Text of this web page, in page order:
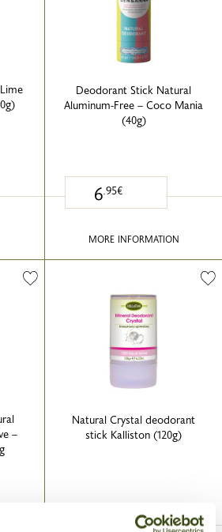
Deodorant Stick Natural
Aluminum-Free – Coco Mania
(40g)
6.95€
MORE INFORMATION
–
Natural Crystal deodorant
stick Kalliston (120g)